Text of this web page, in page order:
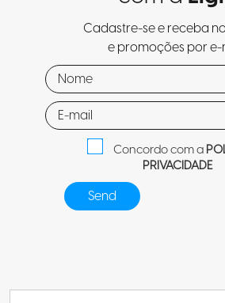
Cadastre-se e receba
e promoções por e-
Concordo com a
PRIVACIDADE